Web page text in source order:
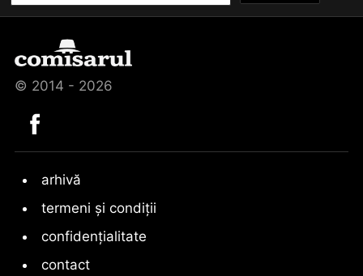
© 2014 - 2026
arhivă
termeni și condiții
confidențialitate
contact